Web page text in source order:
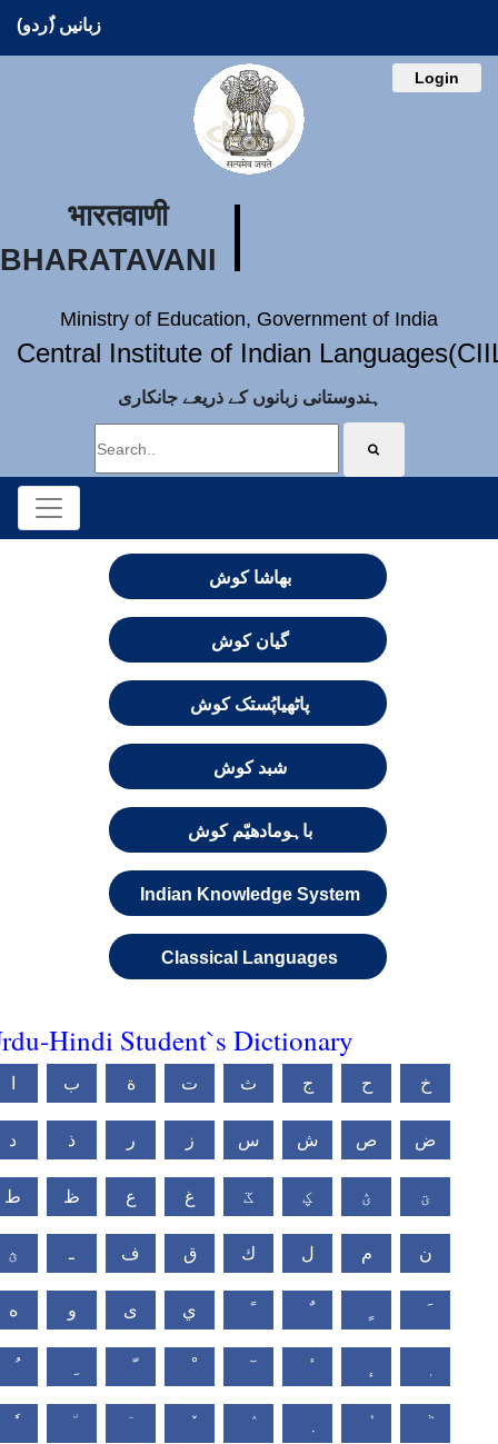
زبانیں (ُردو)
Login
भारतवाणी
BHARATAVANI
Ministry of Education, Government of India
Central Institute of Indian
ہندوستانی زبانوں کے ذریعے جانکاری
بھاشا کوش
گیان کوش
پاٹھیاپُستک کوش
شبد کوش
باہومادھیّم کوش
Indian Knowledge System
Classical Languages
Hindi Student`s Dictionary
ب ة ت ث ج ح خ
د ذ ر ز س ش ص ض
ط ظ ع غ ػ ؼ ؽ ؾ
ؿ ـ ف ق ك ل م ن
ه و ى ي